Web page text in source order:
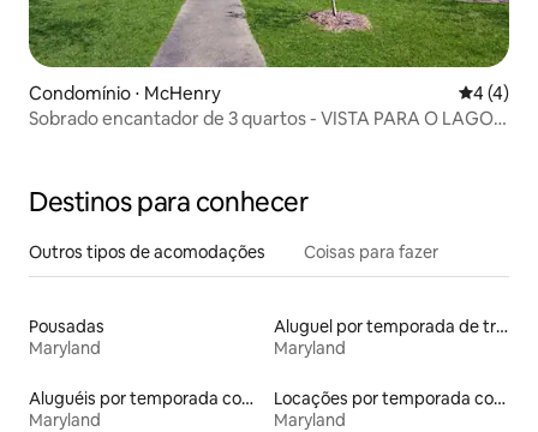
Condomínio ⋅ McHenry 4 de
4 (4)
Sobrado encantador de 3 quartos - VISTA PARA O LAGO -
Destinos para conhecer
Outros tipos de acomodações Coisas para fazer
Pousadas
Maryland
Aluguel por temporada de trailers
Maryland
Aluguéis por temporada com caiaque
Maryland
Locações por temporada com piscina
Maryland